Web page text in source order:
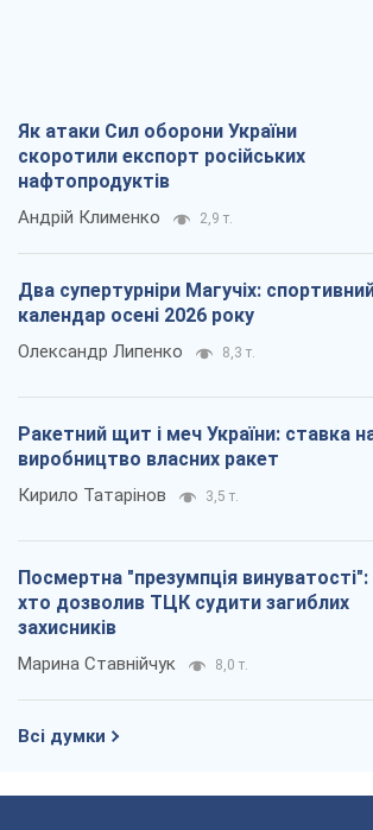
Як атаки Сил оборони України
скоротили експорт російських
нафтопродуктів
Андрій Клименко 2,9 т.
Два супертурніри Магучіх:
календар осені 2026 року
Олександр Липенко 8,3 т.
Ракетний щит і меч України: ставка
виробництво власних ракет
Кирило Татарінов 3,5 т.
Посмертна "презумпція винуватості":
хто дозволив ТЦК судити загиблих
захисників
Марина Ставнійчук 8,0 т.
Всі думки